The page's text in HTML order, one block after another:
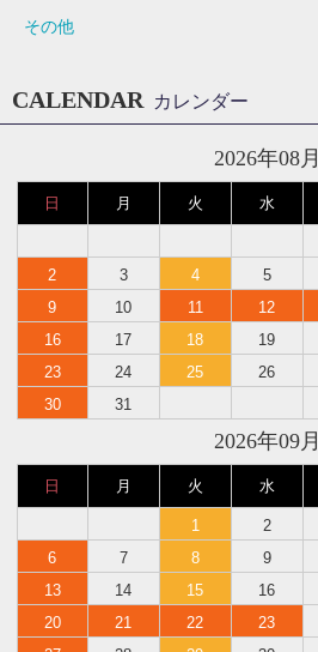
その他
CALENDAR カレンダー
2026年08月
日 月 火 水
2
3 4 5
9
10 11 12
16
17 18 19
23
24 25 26
30
31
2026年09月
日 月 火 水
1 2
6
7 8 9
13
14 15 16
20
21 22 23